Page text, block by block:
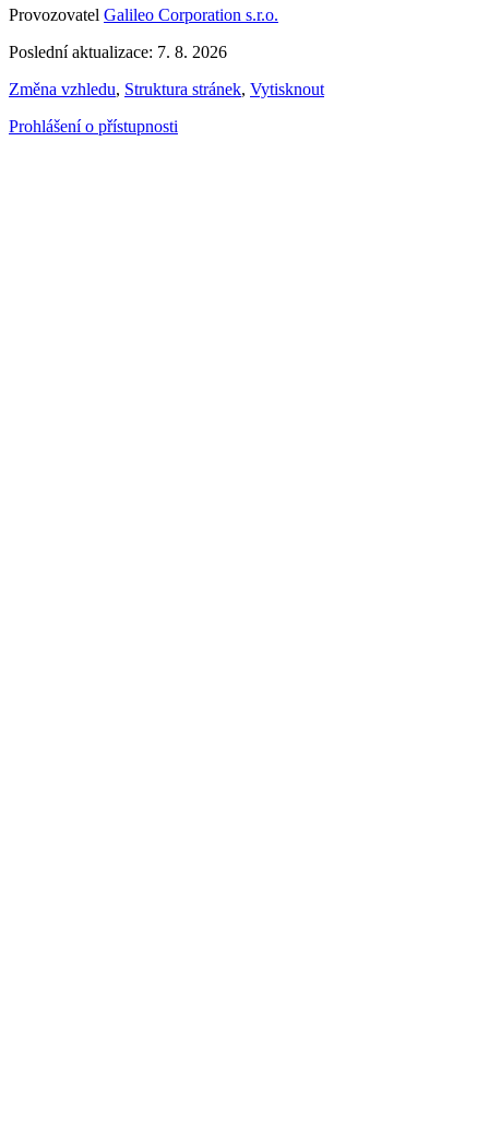
Provozovatel Galileo Corporation s.r.o.
Poslední aktualizace: 7. 8. 2026
Změna vzhledu, Struktura stránek, Vytisknout
Prohlášení o přístupnosti